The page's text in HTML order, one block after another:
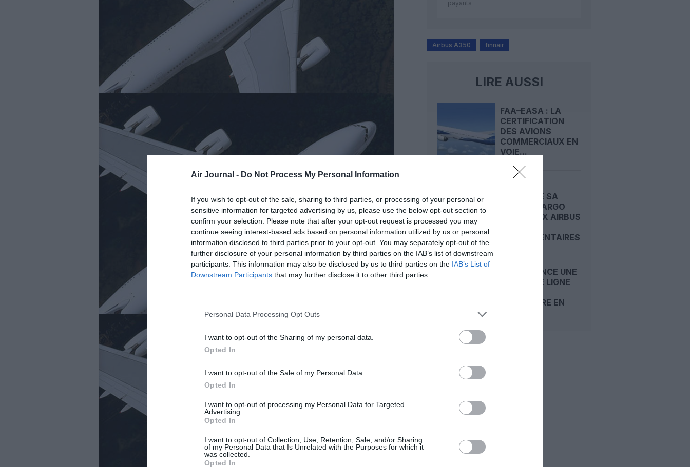
Air Journal - Do Not Process My Personal Information
If you wish to opt-out of the sale, sharing to third parties, or processing of your personal or
sensitive information for targeted advertising by us, please use the below opt-out section to
confirm your selection. Please note that after your opt-out request is processed you may
continue seeing interest-based ads based on personal information utilized by us or personal
information disclosed to third parties prior to your opt-out. You may separately opt-out of the
further disclosure of your personal information by third parties on the IAB’s list of downstream
participants. This information may also be disclosed by us to third parties on the IAB’s List of
Downstream Participants that may further disclose it to other third parties.
Personal Data Processing Opt Outs
I want to opt-out of the Sharing of my personal data.
Opted In
I want to opt-out of the Sale of my Personal Data.
Opted In
I want to opt-out of processing my Personal Data for Targeted
Advertising.
Opted In
I want to opt-out of Collection, Use, Retention, Sale, and/or Sharing
of my Personal Data that Is Unrelated with the Purposes for which it
was collected.
Opted In
payants
Airbus A350 finnair
LIRE AUSSI
FAA–EASA : LA
CERTIFICATION
DES AVIONS
COMMERCIAUX EN
VOIE...
RENFORCE SA
FLOTTE CARGO
AVEC DEUX AIRBUS
SUPPLÉMENTAIRES
SWISS LANCE UNE
NOUVELLE LIGNE
BANGALORE EN